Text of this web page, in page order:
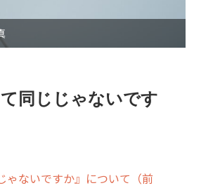
同じじゃないです
ゃないですか』について（前